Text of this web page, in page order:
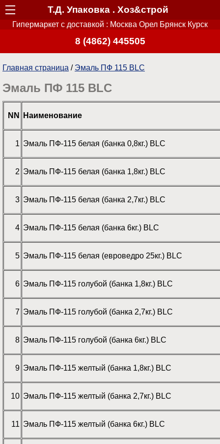
Т.Д. Упаковка . Хоз&строй
Гипермаркет с доставкой : Москва Орел Брянск Курск
8 (4862) 445505
Главная страница / Эмаль ПФ 115 BLC
Эмаль ПФ 115 BLC
NN Наименование
1 Эмаль ПФ-115 белая (банка 0,8кг.) BLC
2 Эмаль ПФ-115 белая (банка 1,8кг.) BLC
3 Эмаль ПФ-115 белая (банка 2,7кг.) BLC
4 Эмаль ПФ-115 белая (банка 6кг.) BLC
5 Эмаль ПФ-115 белая (евроведро 25кг.) BLC
6 Эмаль ПФ-115 голубой (банка 1,8кг.) BLC
7 Эмаль ПФ-115 голубой (банка 2,7кг.) BLC
8 Эмаль ПФ-115 голубой (банка 6кг.) BLC
9 Эмаль ПФ-115 желтый (банка 1,8кг.) BLC
10 Эмаль ПФ-115 желтый (банка 2,7кг.) BLC
11 Эмаль ПФ-115 желтый (банка 6кг.) BLC